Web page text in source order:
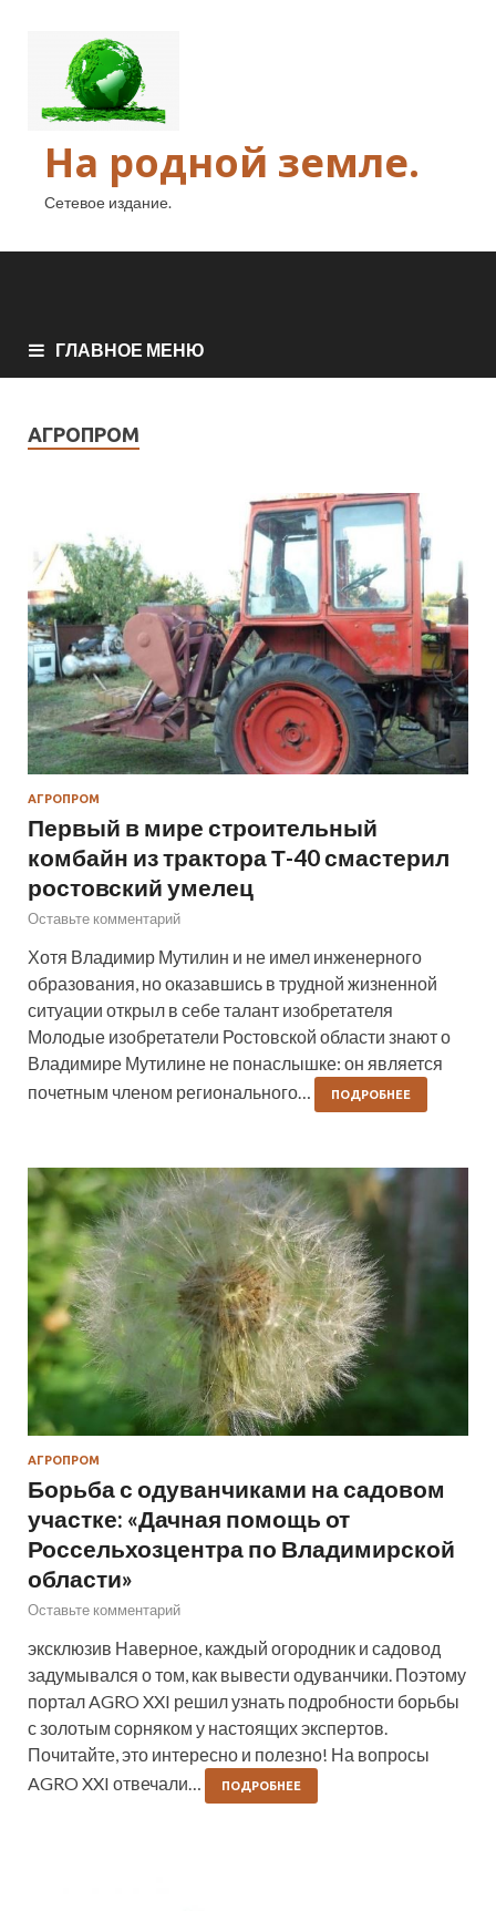
На родной земле.
Сетевое издание.
ГЛАВНОЕ МЕНЮ
АГРОПРОМ
АГРОПРОМ
Первый в мире строительный
комбайн из трактора Т-40 смастерил
ростовский умелец
Оставьте комментарий
Хотя Владимир Мутилин и не имел инженерного
образования, но оказавшись в трудной жизненной
ситуации открыл в себе талант изобретателя
Молодые изобретатели Ростовской области знают о
Владимире Мутилине не понаслышке: он является
почетным членом регионального…
ПОДРОБНЕЕ
АГРОПРОМ
Борьба с одуванчиками на садовом
участке: «Дачная помощь от
Россельхозцентра по Владимирской
области»
Оставьте комментарий
эксклюзив Наверное, каждый огородник и садовод
задумывался о том, как вывести одуванчики. Поэтому
портал AGRO XXI решил узнать подробности борьбы
с золотым сорняком у настоящих экспертов.
Почитайте, это интересно и полезно! На вопросы
AGRO XXI отвечали…
ПОДРОБНЕЕ